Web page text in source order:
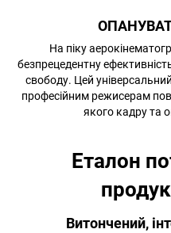
На піку
безпрецедентну
свободу. Цей
професійним режисерам
якого кадру та
Еталон
Витончений,